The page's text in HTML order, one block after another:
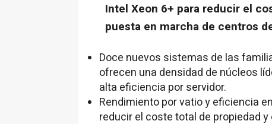
Intel Xeon 6+ para reducir el
puesta en marcha de centros
Doce nuevos sistemas de las
ofrecen una densidad de núcleos
alta eficiencia por servidor.
Rendimiento por vatio y eficiencia
reducir el coste total de propiedad